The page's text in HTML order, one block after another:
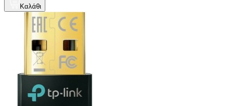
Καλάθι